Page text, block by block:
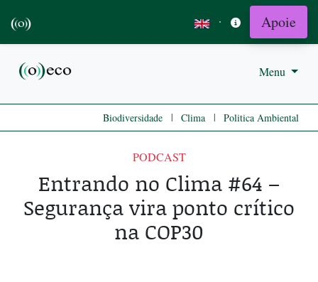
· Apoie
Menu
Biodiversidade | Clima | Politica Ambiental
PODCAST
Entrando no Clima #64 –
Segurança vira ponto crítico
na COP30